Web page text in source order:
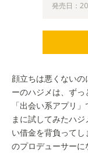
発売日：
顔立ちは悪くない
ーのハジメは、ず
「出会い系アプリ
まに試してみたハ
い借金を背負って
のプロデューサーに